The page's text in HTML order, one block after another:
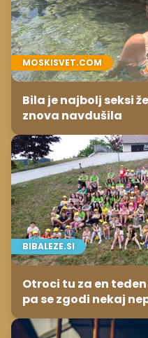
MOSKISVET.COM
Bila je najbolj seksi
znova navdušila
BIBALEZE.SI
Otroci tu za en
pa se zgodi nekaj